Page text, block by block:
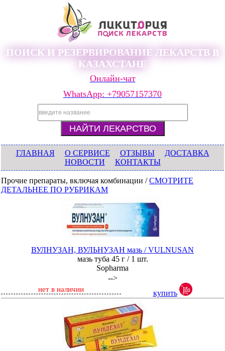
ПОИСК И РЕЗЕРВИРОВАНИЕ ЛЕКАРСТВ В
КАЗАХСТАНЕ
Онлайн-чат
WhatsApp: +79057157370
ГЛАВНАЯ О СЕРВИСЕ ОТЗЫВЫ
ДОСТАВКА
НОВОСТИ
КОНТАКТЫ
Прочие препараты, включая комбинации /СМОТРИТЕ
ДЕТАЛЬНЕЕ ПО РУБРИКАМ
ВУЛНУЗАН, ВУЛЬНУЗАН мазь / VULNUSAN
мазь туба 45 г / 1 шт.
Sopharma
-->
нет в наличии купить